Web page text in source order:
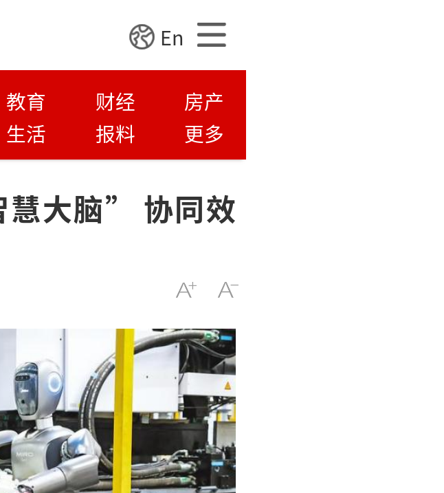
En
教育 财经
房产
生活 报料 更多
大脑” 协同效